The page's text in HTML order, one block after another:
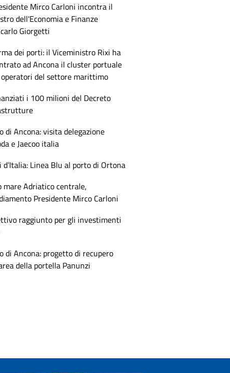
Mirco Carloni incontra il
dell'Economia e Finanze
Giorgetti
dei porti: il Viceministro Rixi ha
ad Ancona il cluster portuale
del settore marittimo
i 100 milioni del Decreto
di Ancona: visita delegazione
e Jaecoo italia
d’Italia: Linea Blu al porto di Ortona
mare Adriatico centrale,
Presidente Mirco Carloni
raggiunto per gli investimenti
di Ancona: progetto di recupero
della portella Panunzi